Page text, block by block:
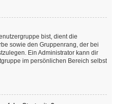
bist, dient die
sowie den Gruppenrang, der bei
Ein Administrator kann dir
im persönlichen Bereich selbst